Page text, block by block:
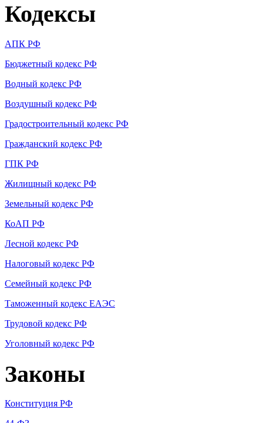
Кодексы
АПК РФ
Бюджетный кодекс РФ
Водный кодекс РФ
Воздушный кодекс РФ
Градостроительный кодекс РФ
Гражданский кодекс РФ
ГПК РФ
Жилищный кодекс РФ
Земельный кодекс РФ
КоАП РФ
Лесной кодекс РФ
Налоговый кодекс РФ
Семейный кодекс РФ
Таможенный кодекс ЕАЭС
Трудовой кодекс РФ
Уголовный кодекс РФ
Законы
Конституция РФ